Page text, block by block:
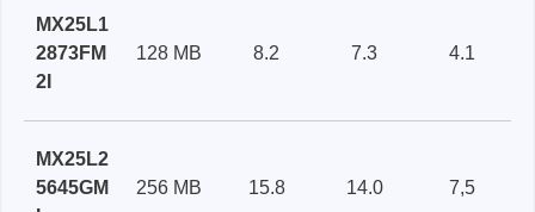
MX25L1
2873FM
2I
128 MB 8.2 7.3 4.1
MX25L2
5645GM
256 MB 15.8 14.0 7,5